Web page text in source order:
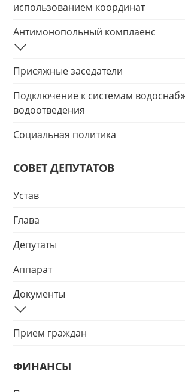
использованием координат
Антимонопольный комплаенс
Присяжные заседатели
Подключение к системам
водоотведения
Социальная политика
СОВЕТ ДЕПУТАТОВ
Устав
Глава
Депутаты
Аппарат
Документы
Прием граждан
ФИНАНСЫ